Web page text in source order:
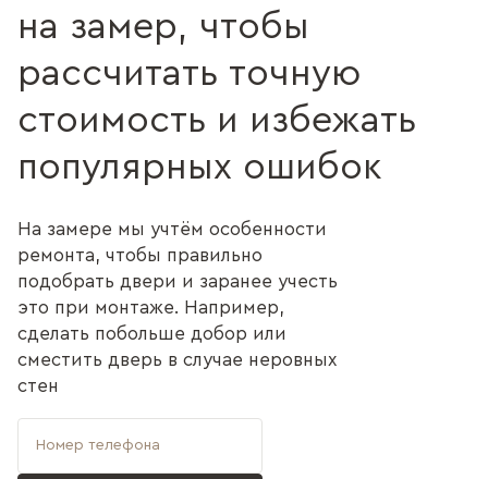
на замер, чтобы
рассчитать точную
стоимость и избежать
популярных ошибок
На замере мы учтём особенности
ремонта, чтобы правильно
подобрать двери и заранее учесть
это при монтаже. Например,
сделать побольше добор или
сместить дверь в случае неровных
стен